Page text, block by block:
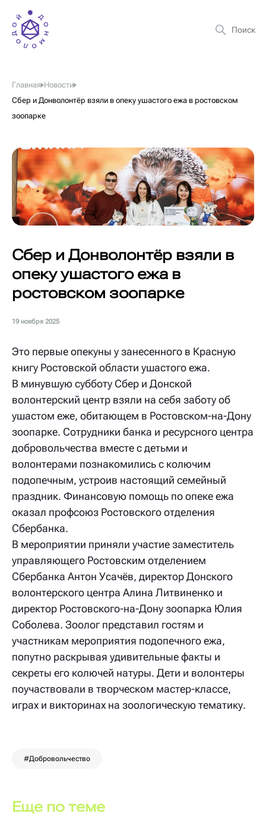
Главная Новости
Сбер и Донволонтёр взяли в опеку ушастого ежа в ростовском
зоопарке
Сбер и Донволонтёр взяли в
опеку ушастого ежа в
ростовском зоопарке
19 ноября 2025
#Добровольчество
Это первые опекуны у занесенного в Красную
книгу Ростовской области ушастого ежа.
В минувшую субботу Сбер и Донской
волонтерский центр взяли на себя заботу об
ушастом еже, обитающем в Ростовском-на-Дону
зоопарке. Сотрудники банка и ресурсного центра
добровольчества вместе с детьми и
волонтерами познакомились с колючим
подопечным, устроив настоящий семейный
праздник. Финансовую помощь по опеке ежа
оказал профсоюз Ростовского отделения
Сбербанка.
В мероприятии приняли участие заместитель
управляющего Ростовским отделением
Сбербанка Антон Усачёв, директор Донского
волонтерского центра Алина Литвиненко и
директор Ростовского-на-Дону зоопарка Юлия
Соболева. Зоолог представил гостям и
участникам мероприятия подопечного ежа,
попутно раскрывая удивительные факты и
секреты его колючей натуры. Дети и волонтеры
поучаствовали в творческом мастер-классе,
играх и викторинах на зоологическую тематику.
Еще по теме